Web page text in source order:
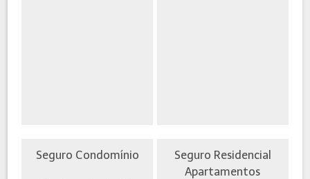
Seguro Condomínio
Seguro Residencial
Apartamentos